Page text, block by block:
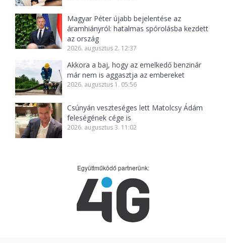
Magyar Péter újabb bejelentése az
áramhiányról: hatalmas spórolásba kezdett
az ország
2026. augusztus 2. 12:37
Akkora a baj, hogy az emelkedő benzinár
már nem is aggasztja az embereket
2026. augusztus 1. 05:56
Csúnyán veszteséges lett Matolcsy Ádám
feleségének cége is
2026. augusztus 3. 11:02
Együttműködő partnerünk: